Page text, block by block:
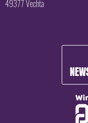
49377 Vechta